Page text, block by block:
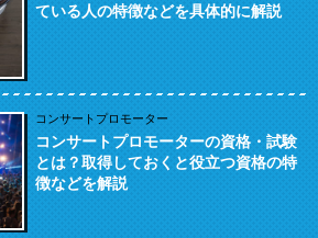
ている人の特徴などを具体的に解説
コンサートプロモーター
コンサートプロモーターの資格・試験
とは？取得しておくと役立つ資格の特
徴などを解説